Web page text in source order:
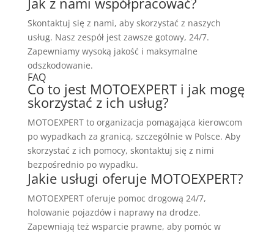
Skontaktuj się z nami, aby skorzystać z naszych
usług. Nasz zespół jest zawsze gotowy, 24/7.
Zapewniamy wysoką jakość i maksymalne
odszkodowanie.
FAQ
Co to jest MOTOEXPERT i jak mogę
skorzystać z ich usług?
MOTOEXPERT to organizacja pomagająca kierowcom
po wypadkach za granicą, szczególnie w Polsce. Aby
skorzystać z ich pomocy, skontaktuj się z nimi
bezpośrednio po wypadku.
Jakie usługi oferuje MOTOEXPERT?
MOTOEXPERT oferuje pomoc drogową 24/7,
holowanie pojazdów i naprawy na drodze.
Zapewniają też wsparcie prawne, aby pomóc w